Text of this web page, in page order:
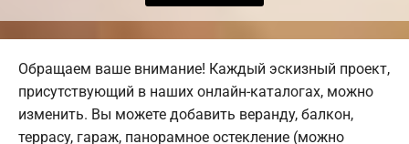
Обращаем ваше внимание! Каждый эскизный проект,
присутствующий в наших онлайн-каталогах, можно
изменить. Вы можете добавить веранду, балкон,
террасу, гараж, панорамное остекление (можно